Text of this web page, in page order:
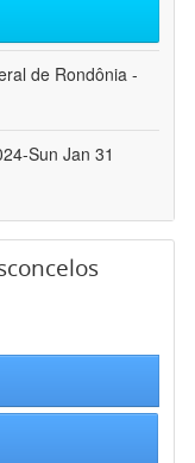
de Rondônia -
Sun Jan 31